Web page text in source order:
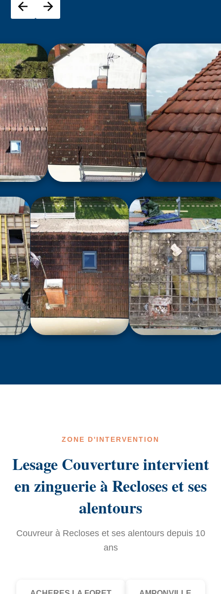
ZONE D'INTERVENTION
Lesage Couverture intervient
en zinguerie à Recloses et ses
alentours
Couvreur à Recloses et ses alentours depuis 10
ans